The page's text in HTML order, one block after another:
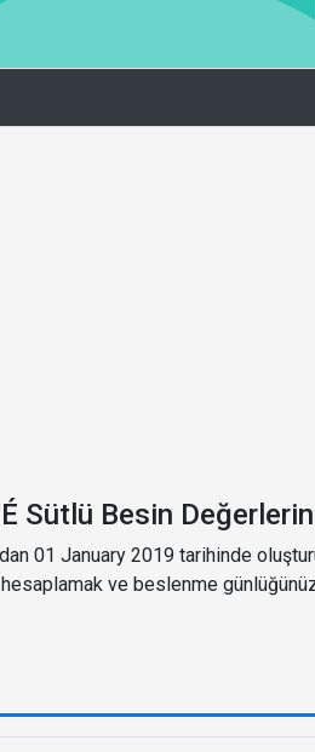
Sütlü Besin
01 January 2019 tarihinde
ve beslenme